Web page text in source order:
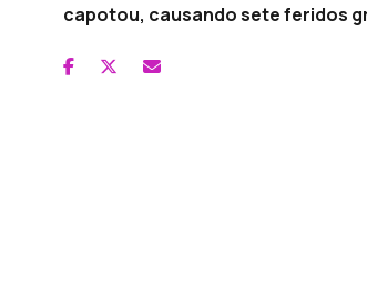
capotou, causando sete feridos